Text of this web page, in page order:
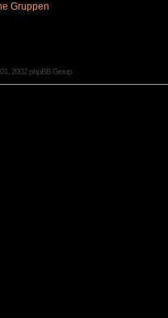
Gruppen
2002 phpBB Group